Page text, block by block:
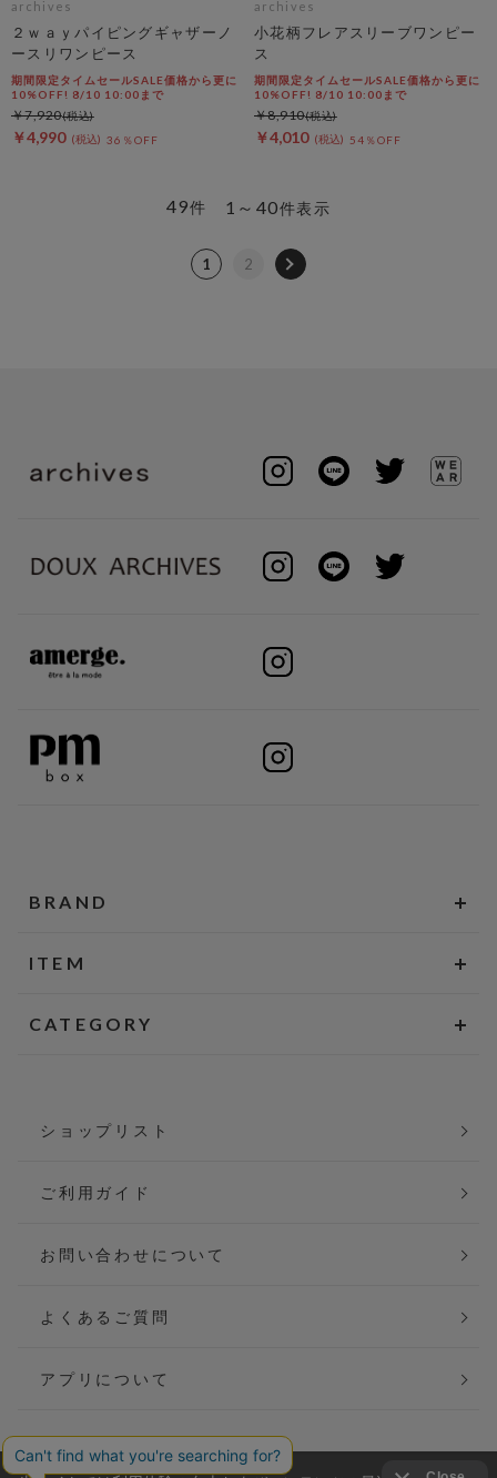
archives
２ｗａｙパイピングギャザーノ
ースリワンピース
期間限定タイムセールSALE価格から更に
10%OFF! 8/10 10:00まで
￥4,990 36％OFF
￥7,920
archives
小花柄フレアスリーブワンピー
ス
期間限定タイムセールSALE価格から更に
10%OFF! 8/10 10:00まで
￥4,010 54％OFF
￥8,910
1～40件表示
49件
1 2
BRAND
ITEM
CATEGORY
ショップリスト
ご利用ガイド
お問い合わせについて
よくあるご質問
アプリについて